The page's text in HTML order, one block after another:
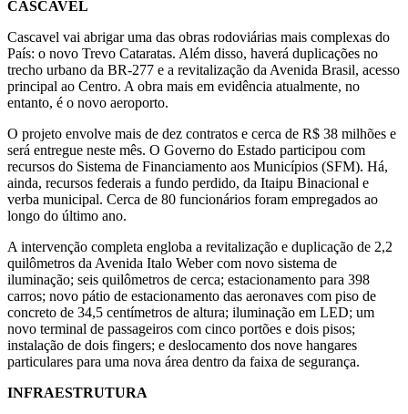
CASCAVEL
Cascavel vai abrigar uma das obras rodoviárias mais complexas do
País: o novo Trevo Cataratas. Além disso, haverá duplicações no
trecho urbano da BR-277 e a revitalização da Avenida Brasil, acesso
principal ao Centro. A obra mais em evidência atualmente, no
entanto, é o novo aeroporto.
O projeto envolve mais de dez contratos e cerca de R$ 38 milhões e
será entregue neste mês. O Governo do Estado participou com
recursos do Sistema de Financiamento aos Municípios (SFM). Há,
ainda, recursos federais a fundo perdido, da Itaipu Binacional e
verba municipal. Cerca de 80 funcionários foram empregados ao
longo do último ano.
A intervenção completa engloba a revitalização e duplicação de 2,2
quilômetros da Avenida Italo Weber com novo sistema de
iluminação; seis quilômetros de cerca; estacionamento para 398
carros; novo pátio de estacionamento das aeronaves com piso de
concreto de 34,5 centímetros de altura; iluminação em LED; um
novo terminal de passageiros com cinco portões e dois pisos;
instalação de dois fingers; e deslocamento dos nove hangares
particulares para uma nova área dentro da faixa de segurança.
INFRAESTRUTURA